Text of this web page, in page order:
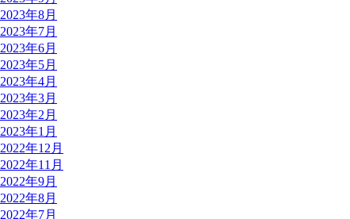
2023年8月
2023年7月
2023年6月
2023年5月
2023年4月
2023年3月
2023年2月
2023年1月
2022年12月
2022年11月
2022年9月
2022年8月
2022年7月